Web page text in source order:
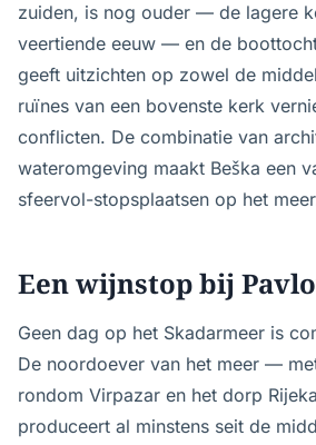
zuiden, is nog ouder — de lagere
veertiende eeuw — en de
geeft uitzichten op zowel de
ruïnes van een bovenste kerk
conflicten. De combinatie van
wateromgeving maakt Beška een
sfeervol-stopsplaatsen op het
Een wijnstop bij
Geen dag op het Skadarmeer is
De noordoever van het meer —
rondom Virpazar en het dorp
produceert al minstens seit de